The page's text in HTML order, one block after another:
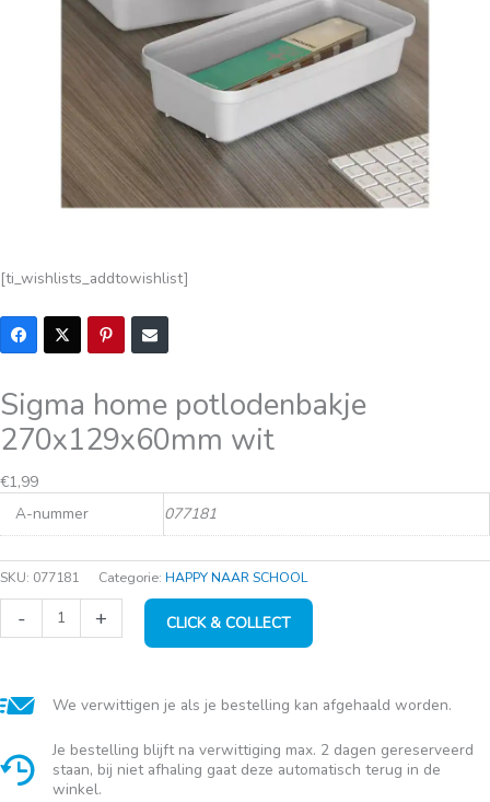
[ti_wishlists_addtowishlist]
Sigma home potlodenbakje
270x129x60mm wit
Oorspronkelijke
prijs
was:
€2,50.
€1,99Huidige
prijs
is:
€1,99.
A-nummer 077181
SKU: 077181 Categorie: HAPPY NAAR SCHOOL
-
Sigma
home
aantal
+ CLICK & COLLECT
We verwittigen je als je bestelling kan afgehaald worden.
Je bestelling blijft na verwittiging max. 2 dagen gereserveerd
staan, bij niet afhaling gaat deze automatisch terug in de
winkel.